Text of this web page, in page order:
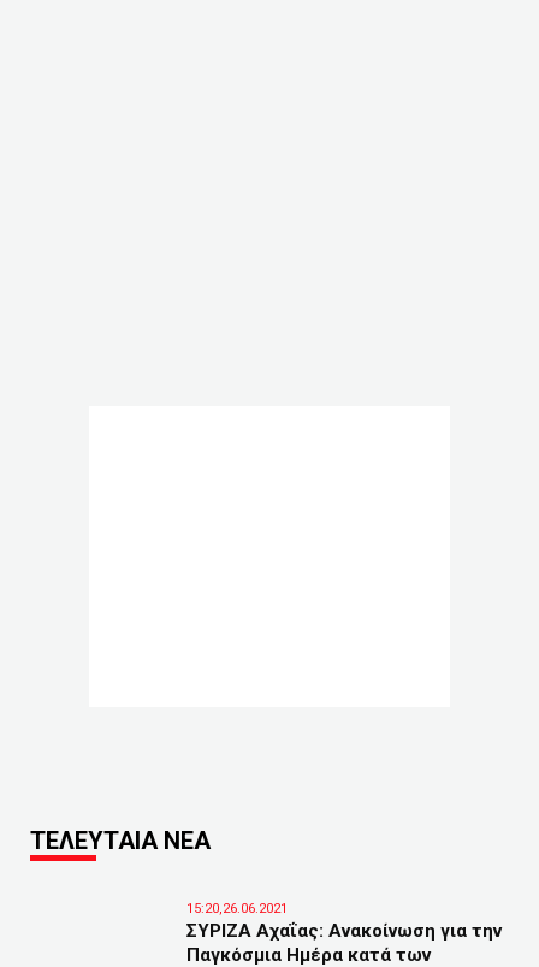
ΤΕΛΕΥΤΑΙΑ ΝΕΑ
15:20,26.06.2021
ΣΥΡΙΖΑ Αχαΐας: Ανακοίνωση για την
Παγκόσμια Ημέρα κατά των